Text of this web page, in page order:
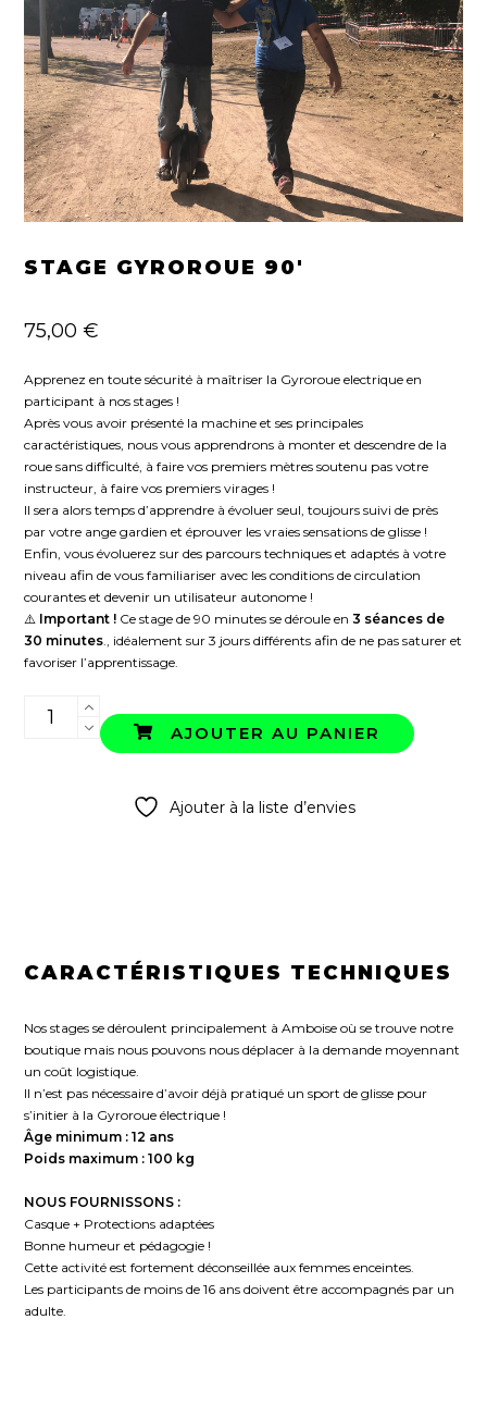
STAGE GYROROUE 90′
75,00€
Apprenez en toute sécurité à maîtriser la Gyroroue electrique en
participant à nos stages !
Après vous avoir présenté la machine et ses principales
caractéristiques, nous vous apprendrons à monter et descendre de la
roue sans difficulté, à faire vos premiers mètres soutenu pas votre
instructeur, à faire vos premiers virages !
Il sera alors temps d’apprendre à évoluer seul, toujours suivi de près
par votre ange gardien et éprouver les vraies sensations de glisse !
Enfin, vous évoluerez sur des parcours techniques et adaptés à votre
niveau afin de vous familiariser avec les conditions de circulation
courantes et devenir un utilisateur autonome !
⚠️ Important ! Ce stage de 90 minutes se déroule en3 séances de
30 minutes., idéalement sur 3 jours différents afin de ne pas saturer et
favoriser l’apprentissage.
AJOUTER AU PANIER
Ajouter à la liste d’envies
CARACTÉRISTIQUES TECHNIQUES
Nos stages se déroulent principalement à Amboise où se trouve notre
boutique mais nous pouvons nous déplacer à la demande moyennant
un coût logistique.
Il n’est pas nécessaire d’avoir déjà pratiqué un sport de glisse pour
s’initier à la Gyroroue électrique !
Âge minimum : 12 ans
Poids maximum : 100 kg
NOUS FOURNISSONS :
Casque + Protections adaptées
Bonne humeur et pédagogie !
Cette activité est fortement déconseillée aux femmes enceintes.
Les participants de moins de 16 ans doivent être accompagnés par un
adulte.